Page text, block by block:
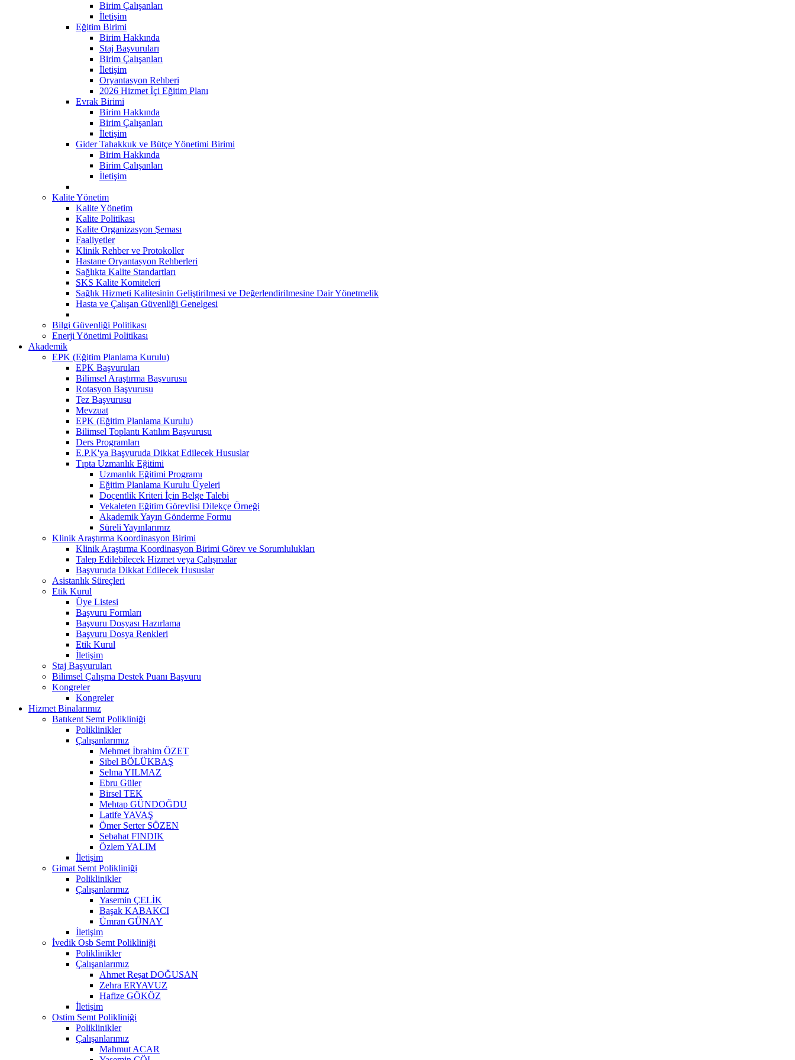
Birim Çalışanları
İletişim
Eğitim Birimi
Birim Hakkında
Staj Başvuruları
Birim Çalışanları
İletişim
Oryantasyon Rehberi
2026 Hizmet İçi Eğitim Planı
Evrak Birimi
Birim Hakkında
Birim Çalışanları
İletişim
Gider Tahakkuk ve Bütçe Yönetimi Birimi
Birim Hakkında
Birim Çalışanları
İletişim
Kalite Yönetim
Kalite Yönetim
Kalite Politikası
Kalite Organizasyon Şeması
Faaliyetler
Klinik Rehber ve Protokoller
Hastane Oryantasyon Rehberleri
Sağlıkta Kalite Standartları
SKS Kalite Komiteleri
Sağlık Hizmeti Kalitesinin Geliştirilmesi ve Değerlendirilmesine Dair Yönetmelik
Hasta ve Çalışan Güvenliği Genelgesi
Bilgi Güvenliği Politikası
Enerji Yönetimi Politikası
Akademik
EPK (Eğitim Planlama Kurulu)
EPK Başvuruları
Bilimsel Araştırma Başvurusu
Rotasyon Başvurusu
Tez Başvurusu
Mevzuat
EPK (Eğitim Planlama Kurulu)
Bilimsel Toplantı Katılım Başvurusu
Ders Programları
E.P.K'ya Başvuruda Dikkat Edilecek Hususlar
Tıpta Uzmanlık Eğitimi
Uzmanlık Eğitimi Programı
Eğitim Planlama Kurulu Üyeleri
Doçentlik Kriteri İçin Belge Talebi
Vekaleten Eğitim Görevlisi Dilekçe Örneği
Akademik Yayın Gönderme Formu
Süreli Yayınlarımız
Klinik Araştırma Koordinasyon Birimi
Klinik Araştırma Koordinasyon Birimi Görev ve Sorumlulukları
Talep Edilebilecek Hizmet veya Çalışmalar
Başvuruda Dikkat Edilecek Hususlar
Asistanlık Süreçleri
Etik Kurul
Üye Listesi
Başvuru Formları
Başvuru Dosyası Hazırlama
Başvuru Dosya Renkleri
Etik Kurul
İletişim
Staj Başvuruları
Bilimsel Çalışma Destek Puanı Başvuru
Kongreler
Kongreler
Hizmet Binalarımız
Batıkent Semt Polikliniği
Poliklinikler
Çalışanlarımız
Mehmet İbrahim ÖZET
Sibel BÖLÜKBAŞ
Selma YILMAZ
Ebru Güler
Birsel TEK
Mehtap GÜNDOĞDU
Latife YAVAŞ
Ömer Serter SÖZEN
Sebahat FINDIK
Özlem YALIM
İletişim
Gimat Semt Polikliniği
Poliklinikler
Çalışanlarımız
Yasemin ÇELİK
Başak KABAKCI
Ümran GÜNAY
İletişim
İvedik Osb Semt Polikliniği
Poliklinikler
Çalışanlarımız
Ahmet Reşat DOĞUSAN
Zehra ERYAVUZ
Hafize GÖKÖZ
İletişim
Ostim Semt Polikliniği
Poliklinikler
Çalışanlarımız
Mahmut ACAR